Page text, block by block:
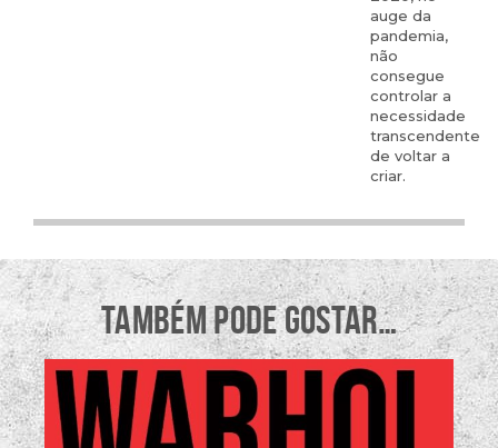
auge da
pandemia,
não
consegue
controlar a
necessidade
transcendente
de voltar a
criar.
TAMBÉM PODE GOSTAR…